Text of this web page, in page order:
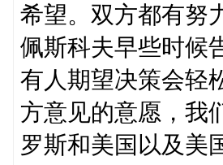
希望。双方都有努
佩斯科夫早些时候
有人期望决策会轻
方意见的意愿，我
罗斯和美国以及美